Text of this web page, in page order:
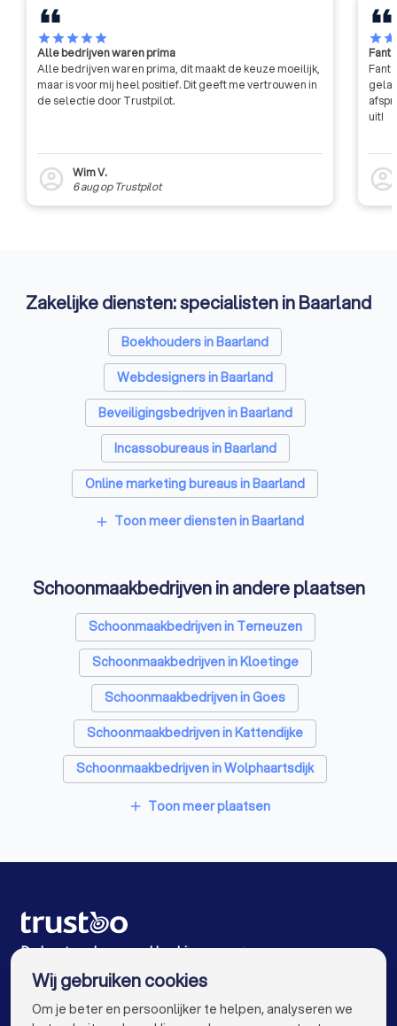
starstarstarstarstar
Alle bedrijven waren prima
Alle bedrijven waren prima, dit maakt de keuze moeilijk,
maar is voor mij heel positief. Dit geeft me vertrouwen in
de selectie door Trustpilot.
account_circle
Wim V.
6 augop Trustpilot
starstar
uit!
account_circle
Zakelijke diensten: specialisten in Baarland
Boekhouders in Baarland
Webdesigners in Baarland
Beveiligingsbedrijven in Baarland
Incassobureaus in Baarland
Online marketing bureaus in Baarland
Tekstschrijvers in Baarland
SEO-specialisten in Baarland
Grafisch ontwerpers in Baarland
Reclamebureaus in Baarland
Accountants in Baarland
add Toon meer diensten in Baarland
Schoonmaakbedrijven in andere plaatsen
Schoonmaakbedrijven in Terneuzen
Schoonmaakbedrijven in Kloetinge
Schoonmaakbedrijven in Goes
Schoonmaakbedrijven in Kattendijke
Schoonmaakbedrijven in Wolphaartsdijk
Schoonmaakbedrijven in Hulst
Schoonmaakbedrijven in Overslag
Schoonmaakbedrijven in Vlissingen
Schoonmaakbedrijven in Amsterdam
Schoonmaakbedrijven in Rotterdam
add Toon meer plaatsen
De beste schoonmaakbedrijven voor jou
Wij gebruiken cookies
Om je beter en persoonlijker te helpen, analyseren we